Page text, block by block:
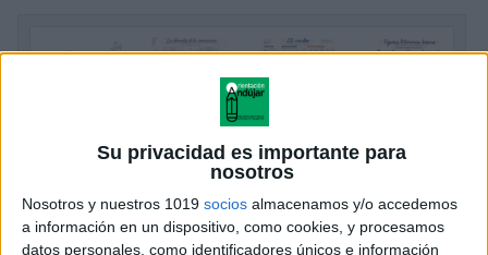
Su privacidad es importante para
nosotros
Nosotros y nuestros 1019 socios almacenamos y/o accedemos
a información en un dispositivo, como cookies, y procesamos
datos personales, como identificadores únicos e información